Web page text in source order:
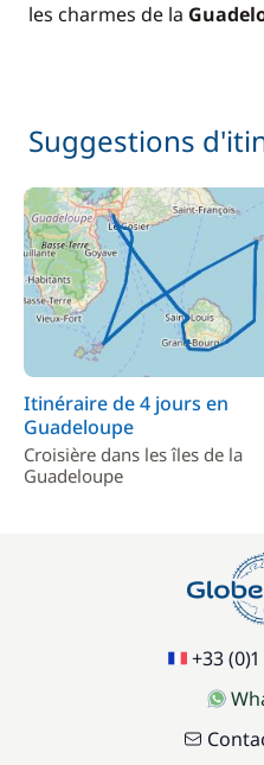
les charmes de la
Suggestions
Itinéraire de 4 jours en
Guadeloupe
Croisière dans les îles de la
Guadeloupe
+33